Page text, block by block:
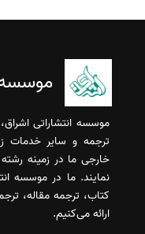
موسسه
موسسه انتشاراتی
ترجمه و سایر خدمات
خارجی ما در زمینه
نمایند. ما در موسسه
کتاب، ترجمه مقاله،
ارائه می‌کنیم.